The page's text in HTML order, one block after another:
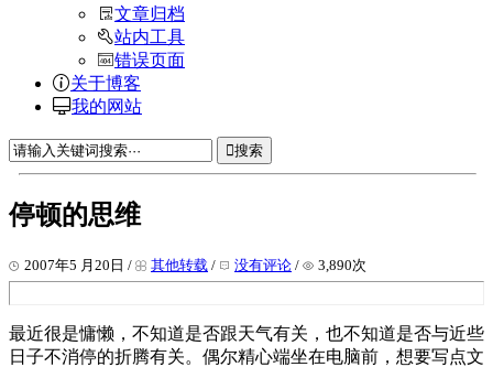
文章归档
站内工具
错误页面
关于博客
我的网站
搜索
停顿的思维
2007年5 月20日 / 其他转载 / 没有评论 / 3,890次
最近很是慵懒，不知道是否跟天气有关，也不知道是否与近些
日子不消停的折腾有关。偶尔精心端坐在电脑前，想要写点文